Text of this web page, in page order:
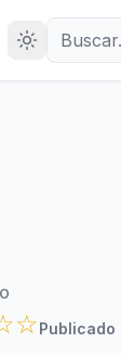
Publicado